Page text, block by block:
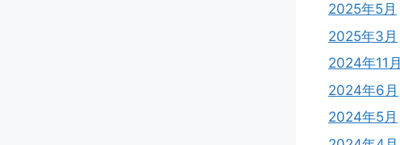
2025年5月
2025年3月
2024年11月
2024年6月
2024年5月